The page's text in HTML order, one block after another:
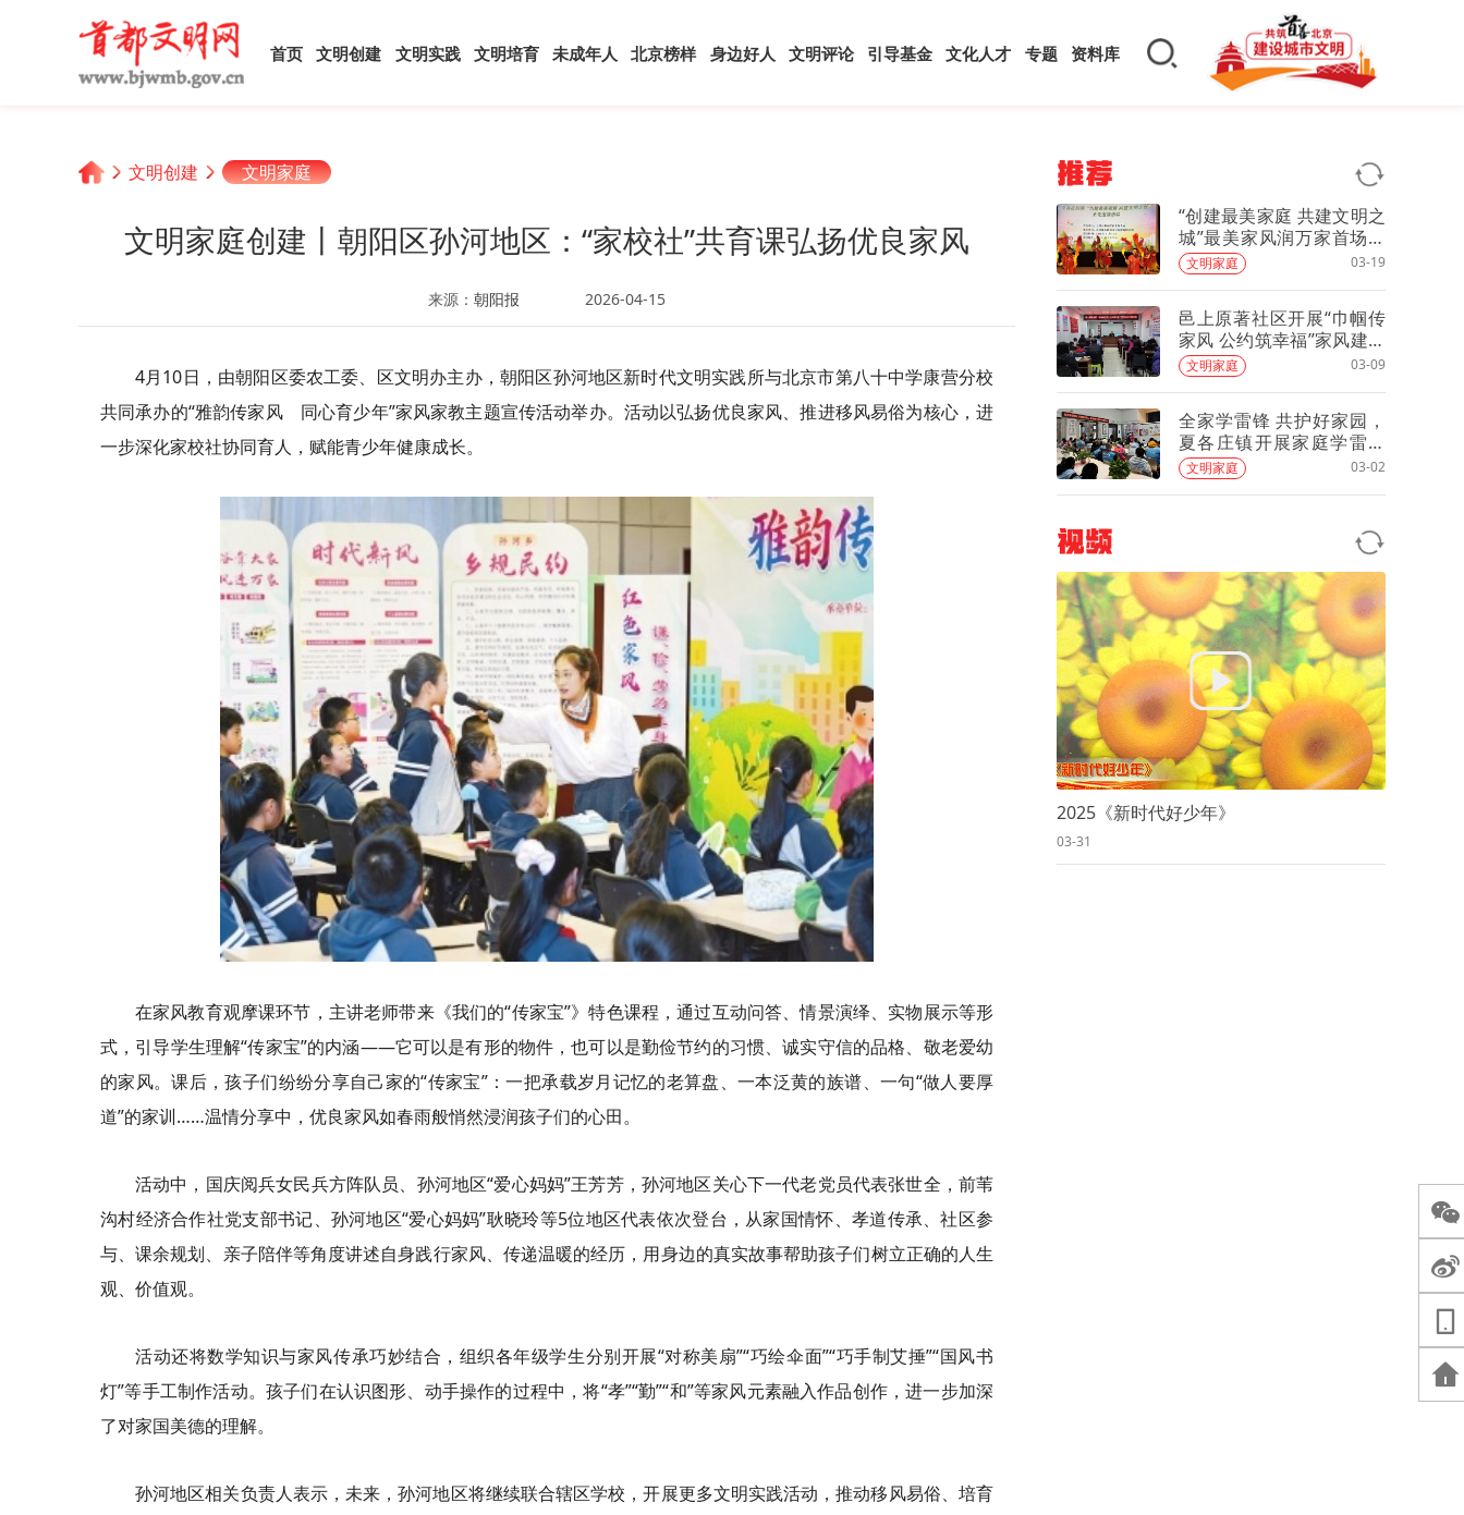
首页 文明创建 文明实践 文明培育 未成年人 北京榜样 身边好人 文明评论 引导基金 文化人才 专题 资料库
文明创建 文明家庭
文明家庭创建丨朝阳区孙河地区：“家校社”共育课弘扬优良家风
来源： 朝阳报 2026-04-15
4月10日，由朝阳区委农工委、区文明办主办，朝阳区孙河地区新时代文明实践所与北京市第八十中学康营分校
共同承办的“雅韵传家风 同心育少年”家风家教主题宣传活动举办。活动以弘扬优良家风、推进移风易俗为核心，进
一步深化家校社协同育人，赋能青少年健康成长。
在家风教育观摩课环节，主讲老师带来《我们的“传家宝”》特色课程，通过互动问答、情景演绎、实物展示等形
式，引导学生理解“传家宝”的内涵——它可以是有形的物件，也可以是勤俭节约的习惯、诚实守信的品格、敬老爱幼
的家风。课后，孩子们纷纷分享自己家的“传家宝”：一把承载岁月记忆的老算盘、一本泛黄的族谱、一句“做人要厚
道”的家训……温情分享中，优良家风如春雨般悄然浸润孩子们的心田。
活动中，国庆阅兵女民兵方阵队员、孙河地区“爱心妈妈”王芳芳，孙河地区关心下一代老党员代表张世全，前苇
沟村经济合作社党支部书记、孙河地区“爱心妈妈”耿晓玲等5位地区代表依次登台，从家国情怀、孝道传承、社区参
与、课余规划、亲子陪伴等角度讲述自身践行家风、传递温暖的经历，用身边的真实故事帮助孩子们树立正确的人生
观、价值观。
活动还将数学知识与家风传承巧妙结合，组织各年级学生分别开展“对称美扇”“巧绘伞面”“巧手制艾捶”“国风书
灯”等手工制作活动。孩子们在认识图形、动手操作的过程中，将“孝”“勤”“和”等家风元素融入作品创作，进一步加深
了对家国美德的理解。
孙河地区相关负责人表示，未来，孙河地区将继续联合辖区学校，开展更多文明实践活动，推动移风易俗、培育
推荐
“创建最美家庭 共建文明之
城”最美家风润万家首场文
化巡演走进夏各庄
文明家庭 03-19
邑上原著社区开展“巾帼传
家风 公约筑幸福”家风建设
主题活动
文明家庭 03-09
全家学雷锋 共护好家园，
夏各庄镇开展家庭学雷锋
环保志愿服务活动
文明家庭 03-02
视频
2025《新时代好少年》
03-31